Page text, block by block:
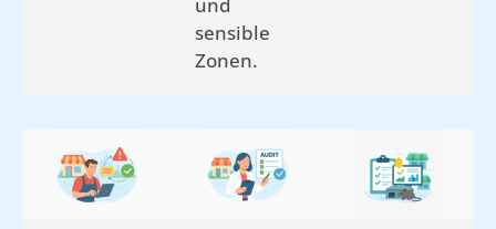
sensible
Zonen.